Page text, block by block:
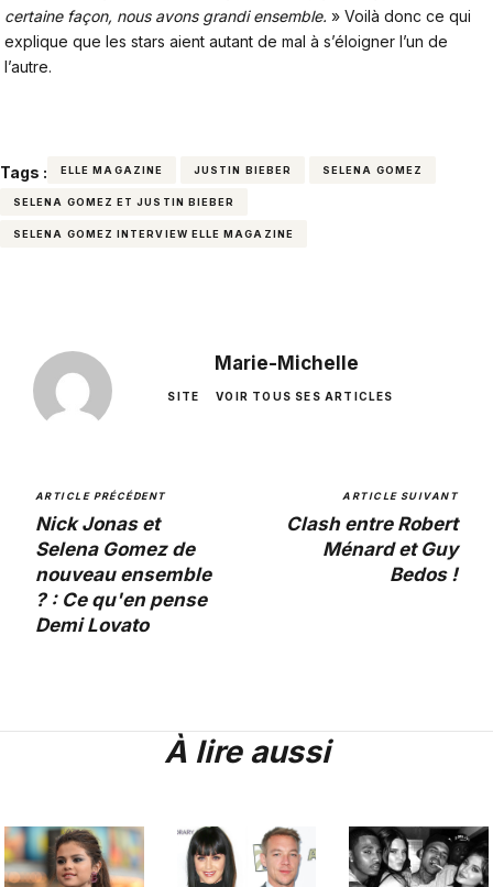
certaine façon, nous avons grandi ensemble. » Voilà donc ce qui
explique que les stars aient autant de mal à s’éloigner l’un de
l’autre.
Tags : ELLE MAGAZINE JUSTIN BIEBER SELENA GOMEZ
SELENA GOMEZ ET JUSTIN BIEBER
SELENA GOMEZ INTERVIEW ELLE MAGAZINE
Marie-Michelle
SITE VOIR TOUS SES ARTICLES
ARTICLE PRÉCÉDENT
Nick Jonas et
Selena Gomez de
nouveau ensemble
? : Ce qu'en pense
Demi Lovato
ARTICLE SUIVANT
Clash entre Robert
Ménard et Guy
Bedos !
À lire aussi